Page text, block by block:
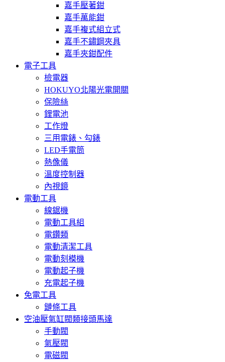
嘉手壓著鉗
嘉手萬能鉗
嘉手複式組立式
嘉手不鏽鋼夾具
嘉手夾鉗配件
電子工具
檢電器
HOKUYO北陽光電開關
保險絲
鋰電池
工作燈
三用電錶、勾錶
LED手電筒
熱像儀
溫度控制器
內視鏡
電動工具
線鋸機
電動工具組
電鑽類
電動清潔工具
電動刻模機
電動起子機
充電起子機
免電工具
鏈條工具
空油壓氣缸閥類接頭馬達
手動閥
氣壓閥
電磁閥